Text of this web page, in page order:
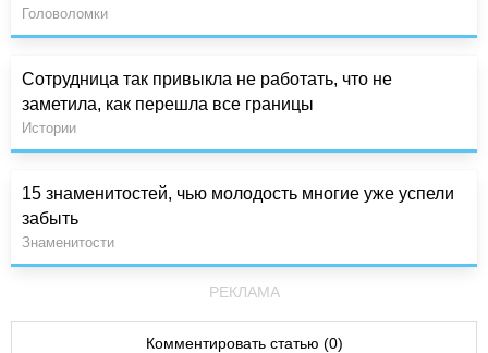
Головоломки
Сотрудница так привыкла не работать, что не
заметила, как перешла все границы
Истории
15 знаменитостей, чью молодость многие уже успели
забыть
Знаменитости
РЕКЛАМА
Комментировать статью (0)